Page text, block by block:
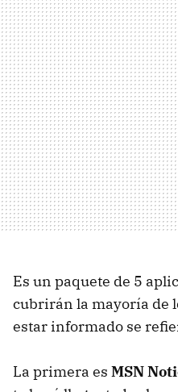
Es un paquete de 5
cubrirán la mayoría de
estar informado se
La primera es MSN